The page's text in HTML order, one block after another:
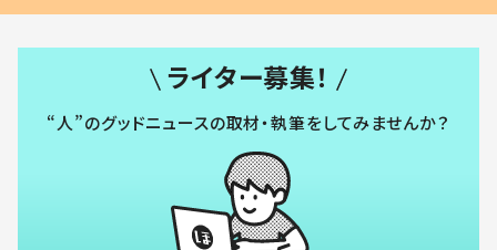
ライター募集！
“人”のグッドニュースの取材・執筆をしてみませんか？